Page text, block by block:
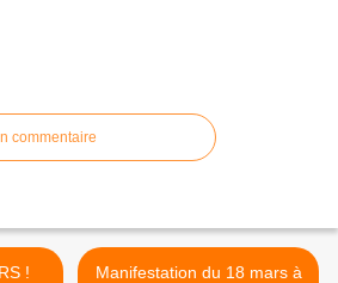
commentaire
!
Manifestation du 18 mars à